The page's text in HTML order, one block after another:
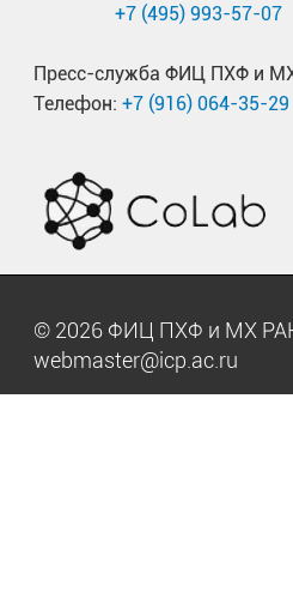
+7 (495) 993-57-07
Пресс-служба ФИЦ ПХФ и
Телефон: +7 (916) 064-35-29
© 2026 ФИЦ ПХФ и МХ
webmaster@icp.ac.ru